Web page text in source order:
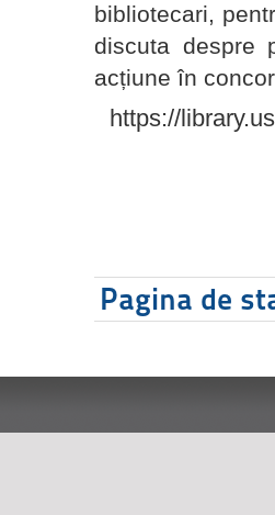
bibliotecari,
discuta despre
acțiune în
https://
Pagina de